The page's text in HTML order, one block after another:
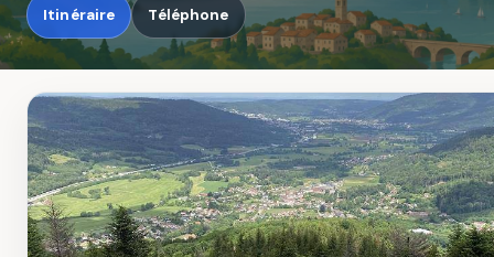
Itinéraire Téléphone